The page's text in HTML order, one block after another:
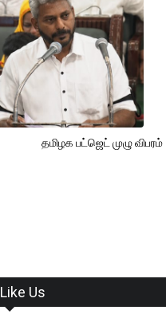
தமிழக பட்ஜெட் முழு விபரம்
Like Us